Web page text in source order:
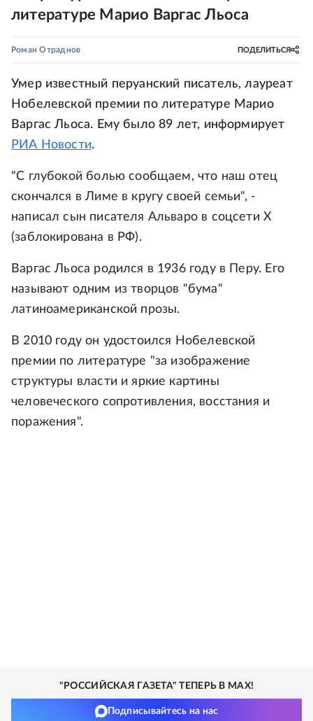
литературе Марио Варгас Льоса
Роман Отраднов ПОДЕЛИТЬСЯ
Умер известный перуанский писатель, лауреат
Нобелевской премии по литературе Марио
Варгас Льоса. Ему было 89 лет, информирует
РИА Новости.
"С глубокой болью сообщаем, что наш отец
скончался в Лиме в кругу своей семьи", -
написал сын писателя Альваро в соцсети X
(заблокирована в РФ).
Варгас Льоса родился в 1936 году в Перу. Его
называют одним из творцов "бума"
латиноамериканской прозы.
В 2010 году он удостоился Нобелевской
премии по литературе "за изображение
структуры власти и яркие картины
человеческого сопротивления, восстания и
поражения".
"РОССИЙСКАЯ ГАЗЕТА" ТЕПЕРЬ В MAX!
Подписывайтесь на нас